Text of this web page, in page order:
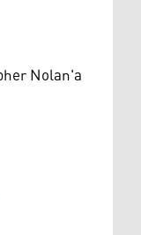
Nolan'a